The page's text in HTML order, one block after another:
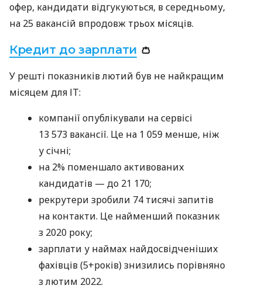
офер, кандидати відгукуються, в середньому,
на 25 вакансій впродовж трьох місяців.
Кредит до зарплати 👛
У решті показників лютий був не найкращим
місяцем для ІТ:
компанії опублікували на сервісі
13 573 вакансії. Це на 1 059 менше, ніж
у січні;
на 2% поменшало активованих
кандидатів — до 21 170;
рекрутери зробили 74 тисячі запитів
на контакти. Це найменший показник
з 2020 року;
зарплати у наймах найдосвідченіших
фахівців (5+років) знизились порівняно
з лютим 2022.